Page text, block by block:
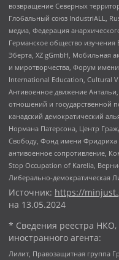
возвращение Северных
Глобальный союз IndustriALL,
медиа, Федерация
Германское общество
Эберта, XZ gGmbH, Мобильная
и миротворчества, Форум
International Education, Cultural
Антивоенное движение
отношений и государственной
канадский демократический
Нормана Патерсона, Центр
Свободу, Фонд имени Фридриха
антивоенное сопротивление,
Stop Occupation of Karelia,
Либерально-демократическая
Источник: https://
на 13.05.2024
* Сведения реестра
иностранного агента:
Лилит, Правозащитная группа